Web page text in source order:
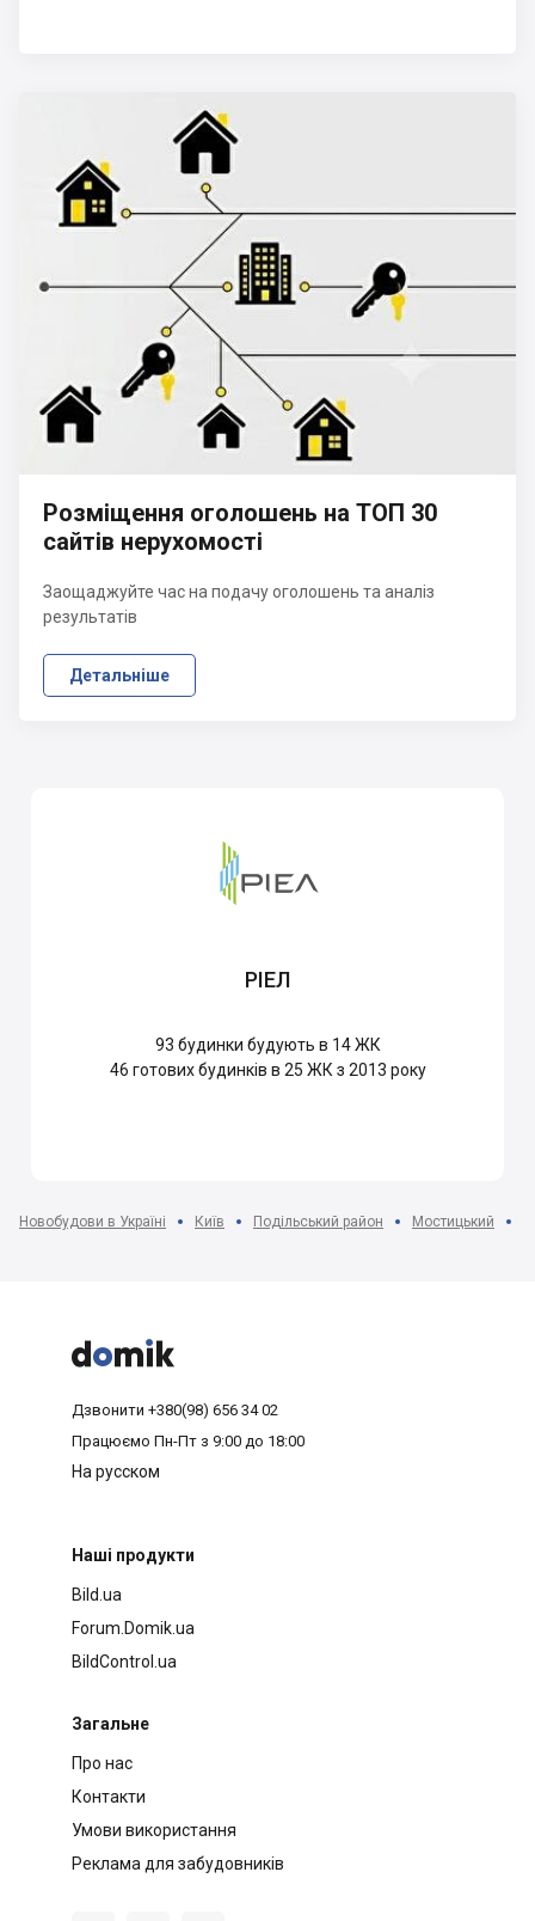
Розміщення оголошень на ТОП 30
сайтів нерухомості
Заощаджуйте час на подачу оголошень та аналіз
результатів
Детальніше
РІЕЛ
93 будинки будують в 14 ЖК
46 готових будинків в 25 ЖК з 2013 року
Новобудови в Україні Київ Подільський район Мостицький



Дзвонити +380(98) 656 34 02
Працюємо Пн-Пт з 9:00 до 18:00
На русском
Наші продукти
Bild.ua
Forum.Domik.ua
BildControl.ua
Загальне
Про нас
Контакти
Умови використання
Реклама для забудовників